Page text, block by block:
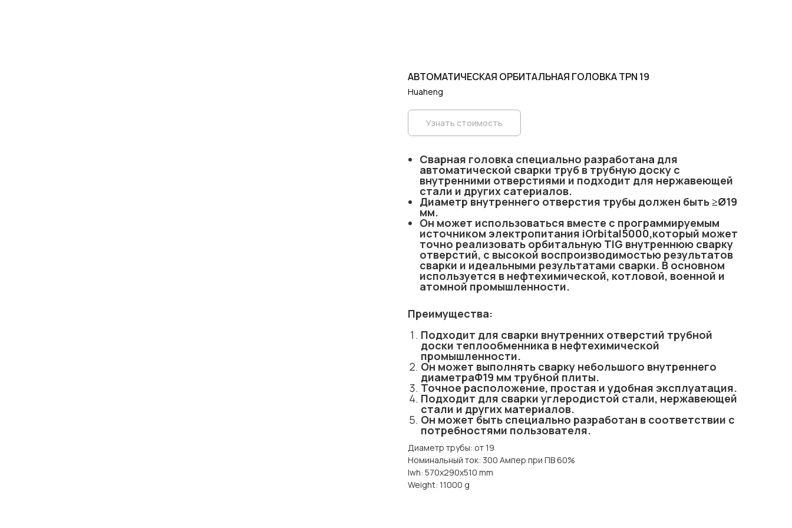
АВТОМАТИЧЕСКАЯ ОРБИТАЛЬНАЯ ГОЛОВКА TPN 19
Huaheng
Узнать стоимость
Сварная головка специально разработана для
автоматической сварки труб в трубную доску с
внутренними отверстиями и подходит для нержавеющей
стали и других сатериалов.
Диаметр внутреннего отверстия трубы должен быть ≥Ø19
мм.
Он может использоваться вместе с программируемым
источником электропитания iOrbital5000,который может
точно реализовать орбитальную TIG внутреннюю сварку
отверстий, с высокой воспроизводимостью результатов
сварки и идеальными результатами сварки. В основном
используется в нефтехимической, котловой, военной и
атомной промышленности.
Преимущества:
Подходит для сварки внутренних отверстий трубной
доски теплообменника в нефтехимической
промышленности.
Он может выполнять сварку небольшого внутреннего
диаметраΦ19 мм трубной плиты.
Точное расположение, простая и удобная эксплуатация.
Подходит для сварки углеродистой стали, нержавеющей
стали и других материалов.
Он может быть специально разработан в соответствии с
потребностями пользователя.
Диаметр трубы: от 19
Номинальный ток: 300 Ампер при ПВ 60%
lwh: 570x290x510 mm
Weight: 11000 g